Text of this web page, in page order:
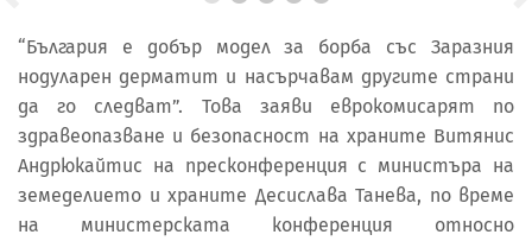
“България е добър модел за борба със Заразния
нодуларен дерматит и насърчавам другите страни
да го следват”. Това заяви еврокомисарят по
здравеопазване и безопасност на храните Витянис
Андрюкайтис на пресконференция с министъра на
земеделието и храните Десислава Танева, по време
на министерската конференция относно